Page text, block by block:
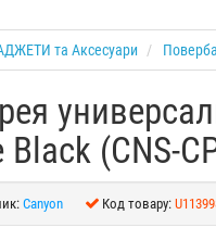
та Аксесуари
Black (CNS-
Canyon Код товару: